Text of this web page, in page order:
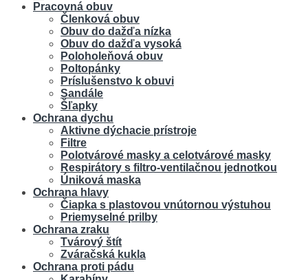
Pracovná obuv
Členková obuv
Obuv do dažďa nízka
Obuv do dažďa vysoká
Poloholeňová obuv
Poltopánky
Príslušenstvo k obuvi
Sandále
Šľapky
Ochrana dychu
Aktivne dýchacie prístroje
Filtre
Polotvárové masky a celotvárové masky
Respirátory s filtro-ventilačnou jednotkou
Úniková maska
Ochrana hlavy
Čiapka s plastovou vnútornou výstuhou
Priemyselné prilby
Ochrana zraku
Tvárový štít
Zváračská kukla
Ochrana proti pádu